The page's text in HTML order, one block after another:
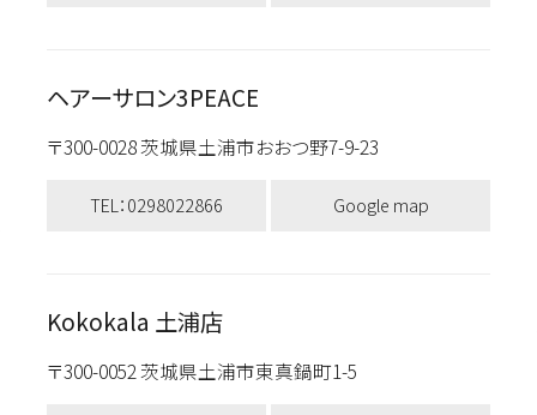
ヘアーサロン3PEACE
〒300-0028 茨城県土浦市おおつ野7-9-23
TEL：0298022866 Google map
Kokokala 土浦店
〒300-0052 茨城県土浦市東真鍋町1-5